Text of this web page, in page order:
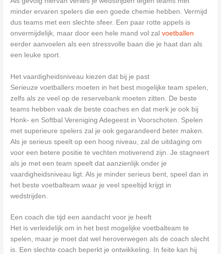
minder ervaren spelers die een goede chemie hebben. Vermijd
dus teams met een slechte sfeer. Een paar rotte appels is
onvermijdelijk, maar door een hele mand vol zalvoetballen
eerder aanvoelen als een stressvolle baan die je haat dan als
een leuke sport.
Het vaardigheidsniveau kiezen dat bij je past
Serieuze voetballers moeten in het best mogelijke team spelen,
zelfs als ze veel op de reservebank moeten zitten. De beste
teams hebben vaak de beste coaches en dat merk je ook bij
Honk- en Softbal Vereniging Adegeest in Voorschoten. Spelen
met superieure spelers zal je ook gegarandeerd beter maken.
Als je serieus speelt op een hoog niveau, zal de uitdaging om
voor een betere positie te vechten motiverend zijn. Je stagneert
als je met een team speelt dat aanzienlijk onder je
vaardigheidsniveau ligt. Als je minder serieus bent, speel dan in
het beste voetbalteam waar je veel speeltijd krijgt in
wedstrijden.
Een coach die tijd een aandacht voor je heeft
Het is verleidelijk om in het best mogelijke voetbalteam te
spelen, maar je moet dat wel heroverwegen als de coach slecht
is. Een slechte coach beperkt je ontwikkeling. In feite kan hij